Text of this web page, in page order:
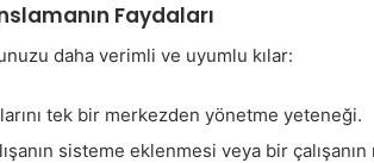
Faydaları
daha verimli ve uyumlu kılar:
tek bir merkezden yönetme yeteneği.
sisteme eklenmesi veya bir